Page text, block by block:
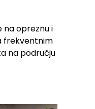
na opreznu i
frekventnim
na području